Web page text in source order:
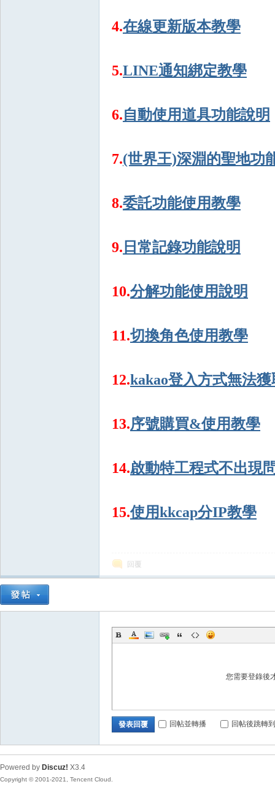
外
4.在線更新版本教學
5.LINE通知綁定教學
6.自動使用道具功能說明
7.(世界王)深淵的聖地功
8.委託功能使用教學
9. 日常記錄功能說明
10.分解功能使用說明
11.切換角色使用教學
12.kakao登入方式無法
13.序號購買&使用教學
14.啟動特工程式不出現
15.使用kkcap分IP教學
回覆
您需要登錄後
發表回覆 回帖並轉播 回帖後跳轉
Powered by Discuz! X3.4
Copyright © 2001-2021, Tencent Cloud.